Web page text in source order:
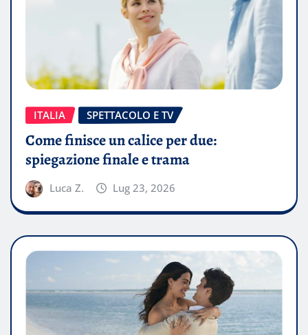
ITALIA SPETTACOLO E TV
Come finisce un calice per due:
spiegazione finale e trama
Luca Z. Lug 23, 2026